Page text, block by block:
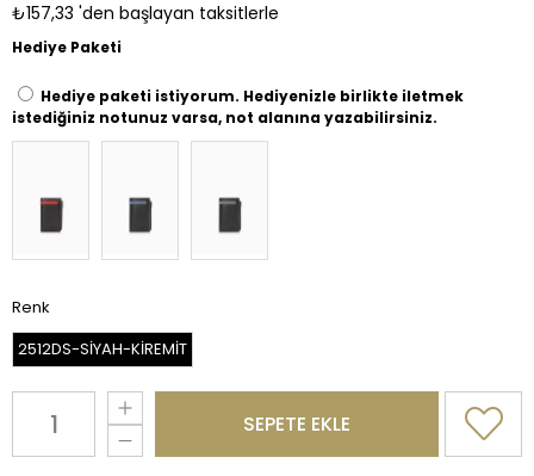
₺157,33 'den başlayan taksitlerle
Hediye Paketi
Hediye paketi istiyorum. Hediyenizle birlikte iletmek
istediğiniz notunuz varsa, not alanına yazabilirsiniz.
Renk
2512DS-SİYAH-KİREMİT